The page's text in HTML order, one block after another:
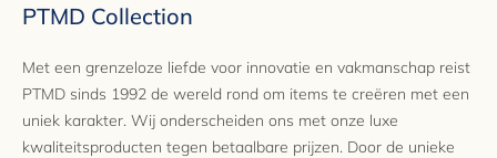
PTMD Collection
Met een grenzeloze liefde voor innovatie en vakmanschap reist
PTMD sinds 1992 de wereld rond om items te creëren met een
uniek karakter. Wij onderscheiden ons met onze luxe
kwaliteitsproducten tegen betaalbare prijzen. Door de unieke